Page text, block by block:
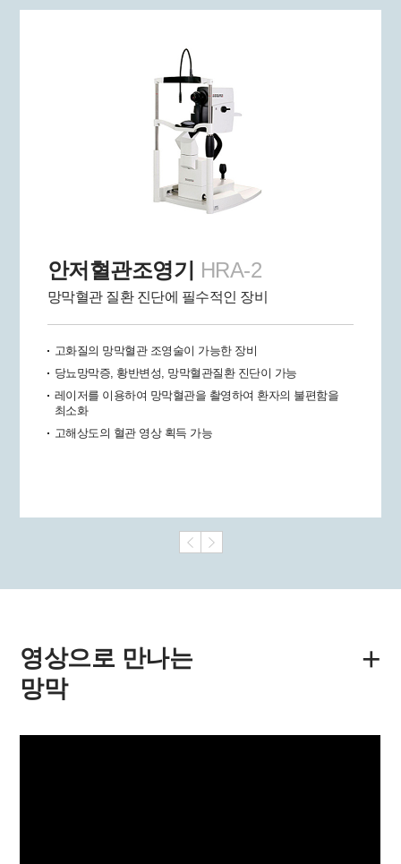
안저혈관조영기 HRA-2
망막혈관 질환 진단에 필수적인 장비
고화질의 망막혈관 조영술이 가능한 장비
당뇨망막증, 황반변성, 망막혈관질환 진단이 가능
레이저를 이용하여 망막혈관을 촬영하여 환자의 불편함을
최소화
고해상도의 혈관 영상 획득 가능
영상으로 만나는
망막
+